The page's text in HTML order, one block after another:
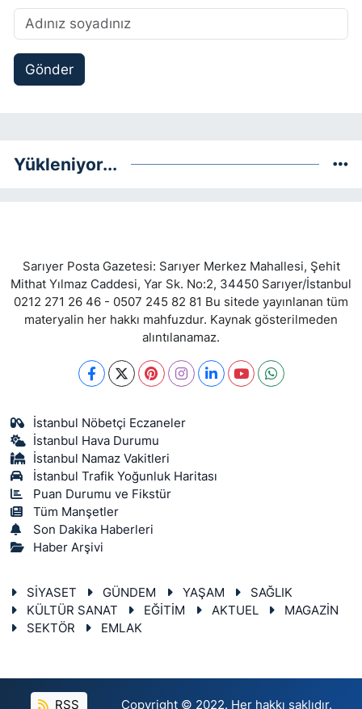
Gönder
Yükleniyor...
Sarıyer Posta Gazetesi: Sarıyer Merkez Mahallesi, Şehit
Mithat Yılmaz Caddesi, Yar Sk. No:2, 34450 Sarıyer/İstanbul
0212 271 26 46 - 0507 245 82 81 Bu sitede yayınlanan tüm
materyalin her hakkı mahfuzdur. Kaynak gösterilmeden
alıntılanamaz.
İstanbul Nöbetçi Eczaneler
İstanbul Hava Durumu
İstanbul Namaz Vakitleri
İstanbul Trafik Yoğunluk Haritası
Puan Durumu ve Fikstür
Tüm Manşetler
Son Dakika Haberleri
Haber Arşivi
SİYASET GÜNDEM YAŞAM
SAĞLIK
KÜLTÜR SANAT
EĞİTİM AKTUEL
MAGAZİN
SEKTÖR
EMLAK
RSS Copyright © 2022. Her hakkı saklıdır.